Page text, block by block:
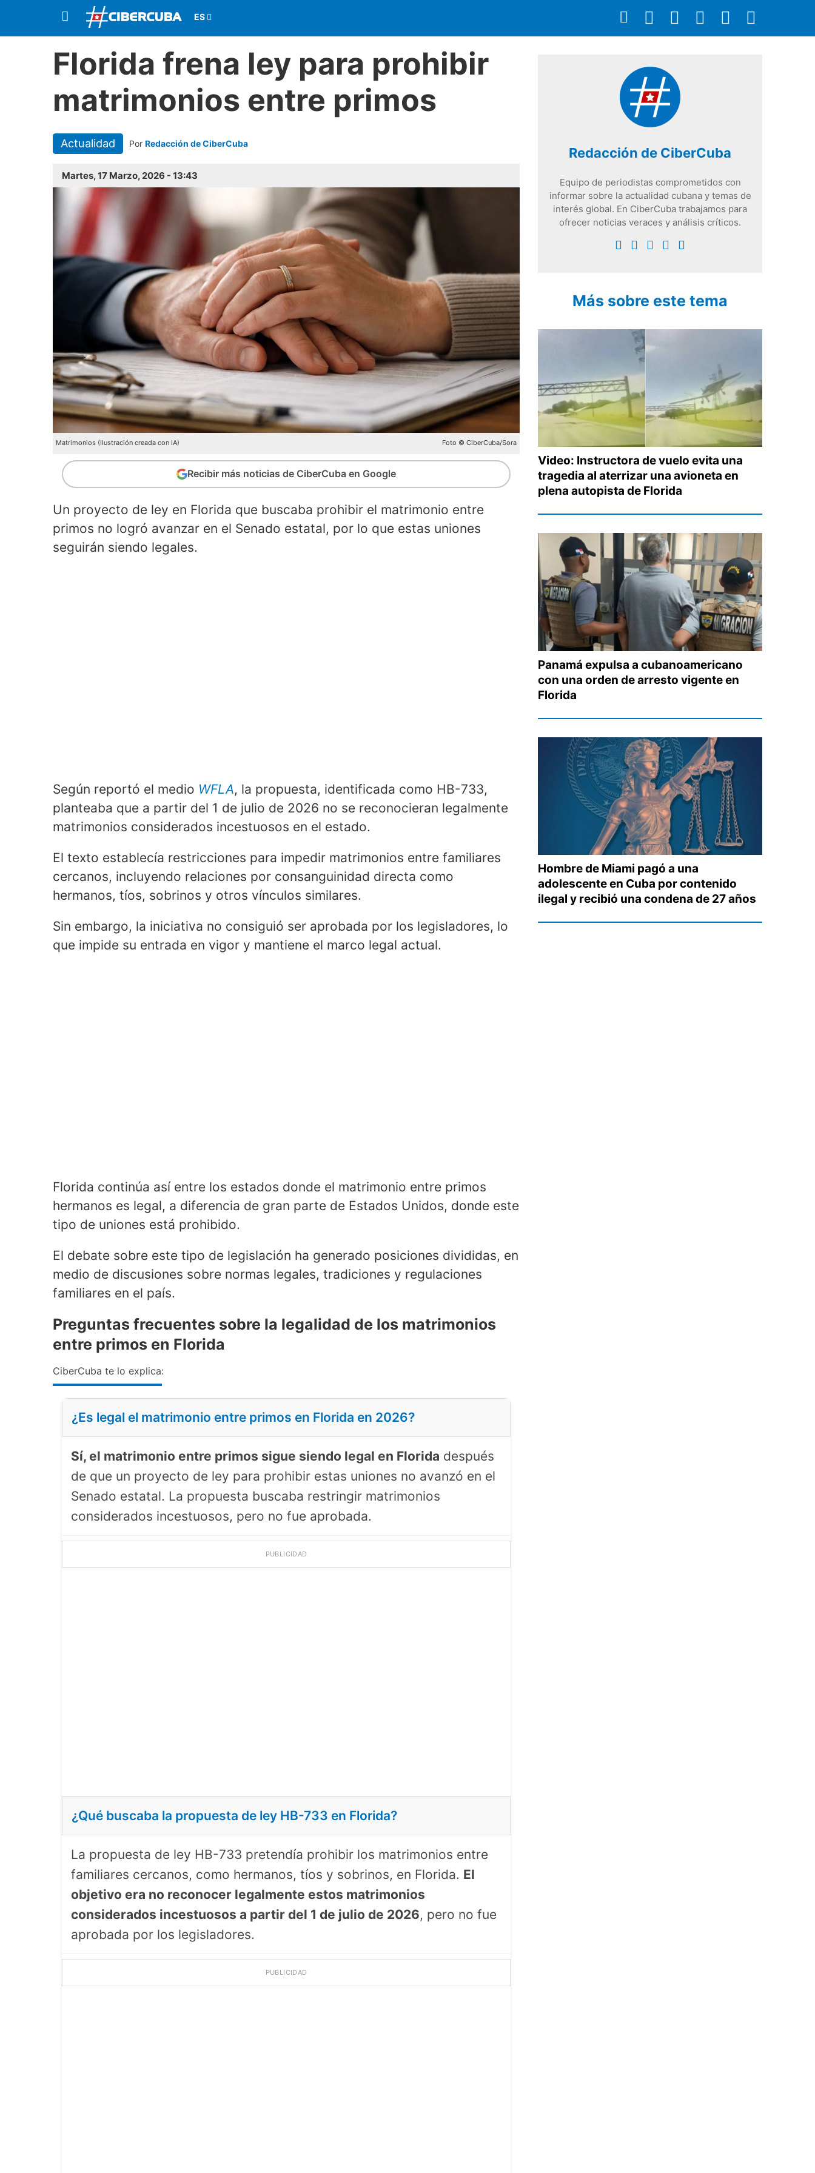
Florida frena ley para prohibir
matrimonios entre primos
Actualidad Por Redacción de CiberCuba
Martes, 17 Marzo, 2026 - 13:43
Matrimonios (Ilustración creada con IA) Foto © CiberCuba/Sora
Recibir más noticias de CiberCuba en Google
Un proyecto de ley en Florida que buscaba prohibir el matrimonio entre
primos no logró avanzar en el Senado estatal, por lo que estas uniones
seguirán siendo legales.
Según reportó el medio WFLA, la propuesta, identificada como HB-733,
planteaba que a partir del 1 de julio de 2026 no se reconocieran legalmente
matrimonios considerados incestuosos en el estado.
El texto establecía restricciones para impedir matrimonios entre familiares
cercanos, incluyendo relaciones por consanguinidad directa como
hermanos, tíos, sobrinos y otros vínculos similares.
Sin embargo, la iniciativa no consiguió ser aprobada por los legisladores, lo
que impide su entrada en vigor y mantiene el marco legal actual.
Florida continúa así entre los estados donde el matrimonio entre primos
hermanos es legal, a diferencia de gran parte de Estados Unidos, donde este
tipo de uniones está prohibido.
El debate sobre este tipo de legislación ha generado posiciones divididas, en
medio de discusiones sobre normas legales, tradiciones y regulaciones
familiares en el país.
Preguntas frecuentes sobre la legalidad de los matrimonios
entre primos en Florida
CiberCuba te lo explica:
¿Es legal el matrimonio entre primos en Florida en 2026?
Sí, el matrimonio entre primos sigue siendo legal en Florida después
de que un proyecto de ley para prohibir estas uniones no avanzó en el
Senado estatal. La propuesta buscaba restringir matrimonios
considerados incestuosos, pero no fue aprobada.
PUBLICIDAD
¿Qué buscaba la propuesta de ley HB-733 en Florida?
La propuesta de ley HB-733 pretendía prohibir los matrimonios entre
familiares cercanos, como hermanos, tíos y sobrinos, en Florida. El
objetivo era no reconocer legalmente estos matrimonios
considerados incestuosos a partir del 1 de julio de 2026, pero no fue
aprobada por los legisladores.
PUBLICIDAD
Redacción de CiberCuba
Equipo de periodistas comprometidos con
informar sobre la actualidad cubana y temas de
interés global. En CiberCuba trabajamos para
ofrecer noticias veraces y análisis críticos.
Más sobre este tema
Video: Instructora de vuelo evita una
tragedia al aterrizar una avioneta en
plena autopista de Florida
Panamá expulsa a cubanoamericano
con una orden de arresto vigente en
Florida
Hombre de Miami pagó a una
adolescente en Cuba por contenido
ilegal y recibió una condena de 27 años